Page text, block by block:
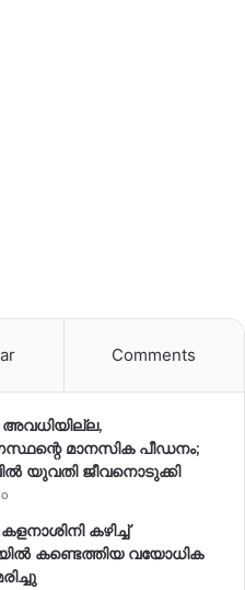
Comments
അവധിയില്ല,
മാനസിക പീഡനം;
യുവതി ജീവനൊടുക്കി
കഴിച്ച്
കണ്ടെത്തിയ വയോധിക